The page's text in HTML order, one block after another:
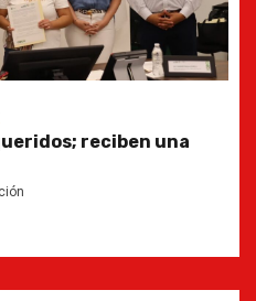
del Gobernador